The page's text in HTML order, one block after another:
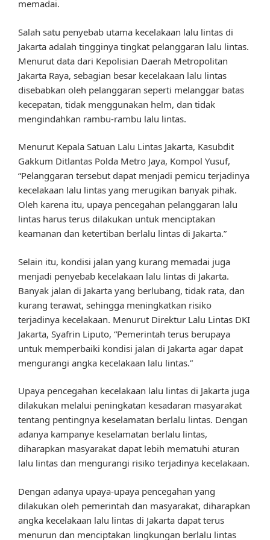
memadai.
Salah satu penyebab utama kecelakaan lalu lintas di
Jakarta adalah tingginya tingkat pelanggaran lalu lintas.
Menurut data dari Kepolisian Daerah Metropolitan
Jakarta Raya, sebagian besar kecelakaan lalu lintas
disebabkan oleh pelanggaran seperti melanggar batas
kecepatan, tidak menggunakan helm, dan tidak
mengindahkan rambu-rambu lalu lintas.
Menurut Kepala Satuan Lalu Lintas Jakarta, Kasubdit
Gakkum Ditlantas Polda Metro Jaya, Kompol Yusuf,
“Pelanggaran tersebut dapat menjadi pemicu terjadinya
kecelakaan lalu lintas yang merugikan banyak pihak.
Oleh karena itu, upaya pencegahan pelanggaran lalu
lintas harus terus dilakukan untuk menciptakan
keamanan dan ketertiban berlalu lintas di Jakarta.”
Selain itu, kondisi jalan yang kurang memadai juga
menjadi penyebab kecelakaan lalu lintas di Jakarta.
Banyak jalan di Jakarta yang berlubang, tidak rata, dan
kurang terawat, sehingga meningkatkan risiko
terjadinya kecelakaan. Menurut Direktur Lalu Lintas DKI
Jakarta, Syafrin Liputo, “Pemerintah terus berupaya
untuk memperbaiki kondisi jalan di Jakarta agar dapat
mengurangi angka kecelakaan lalu lintas.”
Upaya pencegahan kecelakaan lalu lintas di Jakarta juga
dilakukan melalui peningkatan kesadaran masyarakat
tentang pentingnya keselamatan berlalu lintas. Dengan
adanya kampanye keselamatan berlalu lintas,
diharapkan masyarakat dapat lebih mematuhi aturan
lalu lintas dan mengurangi risiko terjadinya kecelakaan.
Dengan adanya upaya-upaya pencegahan yang
dilakukan oleh pemerintah dan masyarakat, diharapkan
angka kecelakaan lalu lintas di Jakarta dapat terus
menurun dan menciptakan lingkungan berlalu lintas